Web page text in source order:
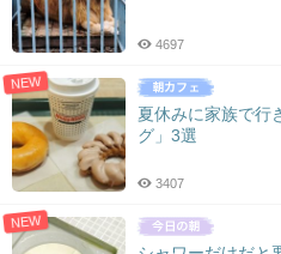
4697
NEW
夏休みに家族で行
グ」3選
3407
NEW